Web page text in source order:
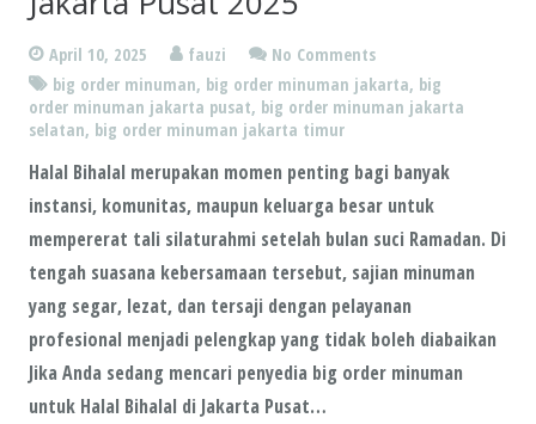
April 10, 2025 fauzi
No Comments
big order minuman, big order minuman jakarta, big
order minuman jakarta pusat, big order minuman jakarta
selatan, big order minuman jakarta timur
Halal Bihalal merupakan momen penting bagi banyak
instansi, komunitas, maupun keluarga besar untuk
mempererat tali silaturahmi setelah bulan suci Ramadan. Di
tengah suasana kebersamaan tersebut, sajian minuman
yang segar, lezat, dan tersaji dengan pelayanan
profesional menjadi pelengkap yang tidak boleh diabaikan
Jika Anda sedang mencari penyedia big order minuman
untuk Halal Bihalal di Jakarta Pusat…